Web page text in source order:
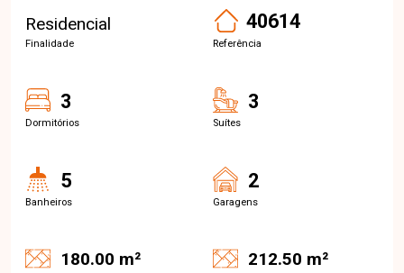
Residencial
Finalidade
40614
Referência
3
Dormitórios
3
Suítes
5
Banheiros
2
Garagens
180.00 m² 212.50 m²